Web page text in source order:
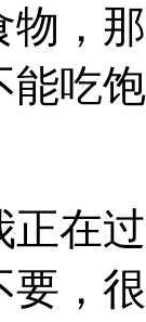
，
能吃
在过
，